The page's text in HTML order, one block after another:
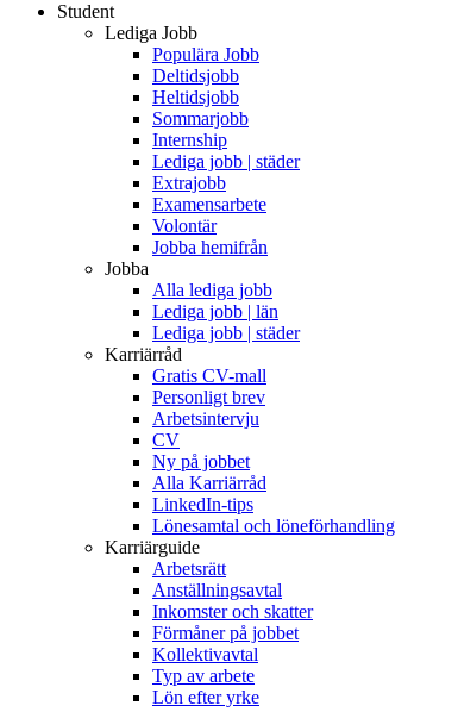
Student
Lediga Jobb
Populära Jobb
Deltidsjobb
Heltidsjobb
Sommarjobb
Internship
Lediga jobb | städer
Extrajobb
Examensarbete
Volontär
Jobba hemifrån
Jobba
Alla lediga jobb
Lediga jobb | län
Lediga jobb | städer
Karriärråd
Gratis CV-mall
Personligt brev
Arbetsintervju
CV
Ny på jobbet
Alla Karriärråd
LinkedIn-tips
Lönesamtal och löneförhandling
Karriärguide
Arbetsrätt
Anställningsavtal
Inkomster och skatter
Förmåner på jobbet
Kollektivavtal
Typ av arbete
Lön efter yrke